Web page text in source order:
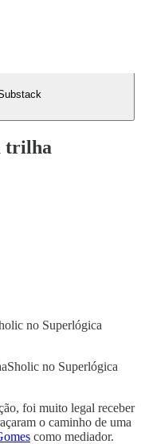
trilha
no Superlógica
no Superlógica
foi muito legal receber
o caminho de uma
como mediador.